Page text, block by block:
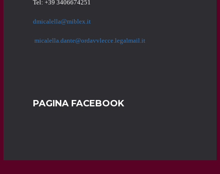
Tel: +39 3406674251
dmicalella@miblex.it
micalella.dante@ordavvlecce.legalmail.it
PAGINA FACEBOOK